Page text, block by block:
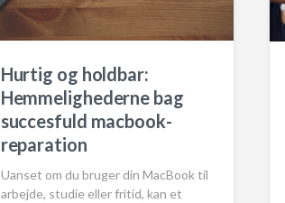
Hurtig og holdbar:
Hemmelighederne bag
succesfuld macbook-
reparation
Uanset om du bruger din MacBook til
arbejde, studie eller fritid, kan et